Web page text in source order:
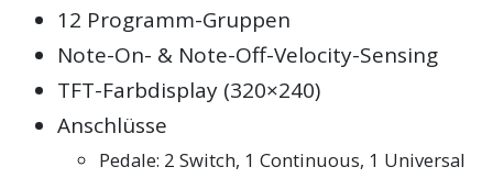
12 Programm-Gruppen
Note-On- & Note-Off-Velocity-Sensing
TFT-Farbdisplay (320×240)
Anschlüsse
Pedale: 2 Switch, 1 Continuous, 1 Universal